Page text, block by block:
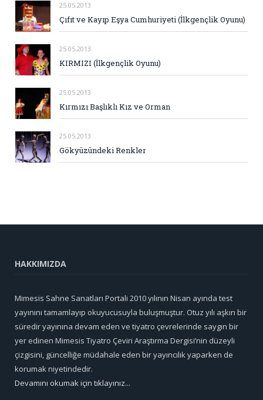
25.05.2013
Çıfıt ve Kayıp Eşya Cumhuriyeti (İlkgençlik Oyunu)
25.05.2013
KIRMIZI (İlkgençlik Oyunu)
25.05.2013
Kırmızı Başlıklı Kız ve Orman
25.05.2013
Gökyüzündeki Renkler
HAKKIMIZDA
Mimesis Sahne Sanatları Portali 2010 yılının Nisan ayında test
yayınını tamamlayıp okuyucusuyla buluşmuştur. Otuz yılı aşkın bir
süredir yayınına devam eden ve tiyatro çevrelerinde saygın bir
yer edinen Mimesis Tiyatro Çeviri Araştırma Dergisi’nin düzeyli
çizgisini, güncelliğe müdahale eden bir yayıncılık yaparken de
korumak niyetindedir.
Devamını okumak için tıklayınız...